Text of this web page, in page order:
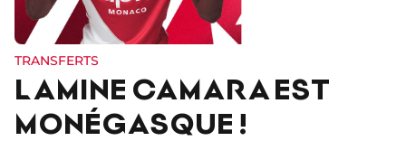
TRANSFERTS
LAMINE CAMARA EST
MONÉGASQUE !